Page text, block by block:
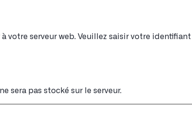
votre serveur web. Veuillez saisir votre
sera pas stocké sur le serveur.